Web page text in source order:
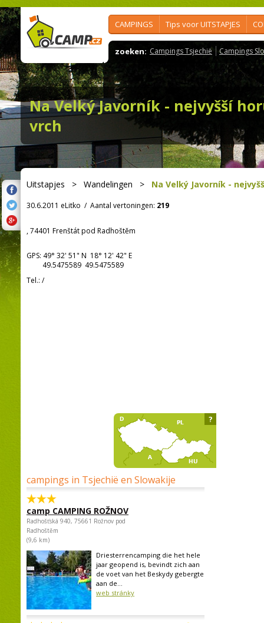
CAMPINGS Tips voor UITSTAPJES
zoeken: Campings Tsjechië Campings
Na Velký Javorník - nejvyšší
vrch
Uitstapjes > Wandelingen > Na Velký Javorník -
30.6.2011 eLitko / Aantal vertoningen: 219
, 74401 Frenštát pod Radhoštěm
GPS: 49° 32' 51" N 18° 12' 42" E
49.5475589 49.5475589
Tel.: /
campings in Tsjechië en Slowakije
camp CAMPING ROŽNOV
Radhošťská 940, 75661 Rožnov pod
Radhoštěm
(9,6 km)
Driesterrencamping die het hele
jaar geopend is, bevindt zich aan
de voet van het Beskydy gebergte
aan de...
web stránky
?